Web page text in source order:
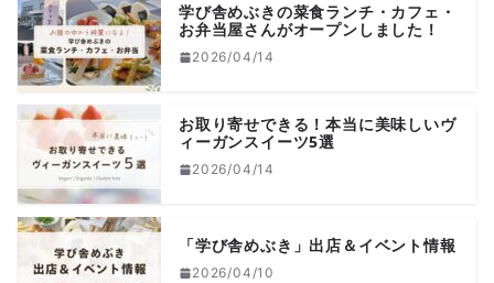
学び舎めぶきの菜食ランチ・カフェ・
お弁当屋さんがオープンしました！
2026/04/14
お取り寄せできる！本当に美味しいヴ
ィーガンスイーツ5選
2026/04/14
「学び舎めぶき」出店＆イベント情報
2026/04/10